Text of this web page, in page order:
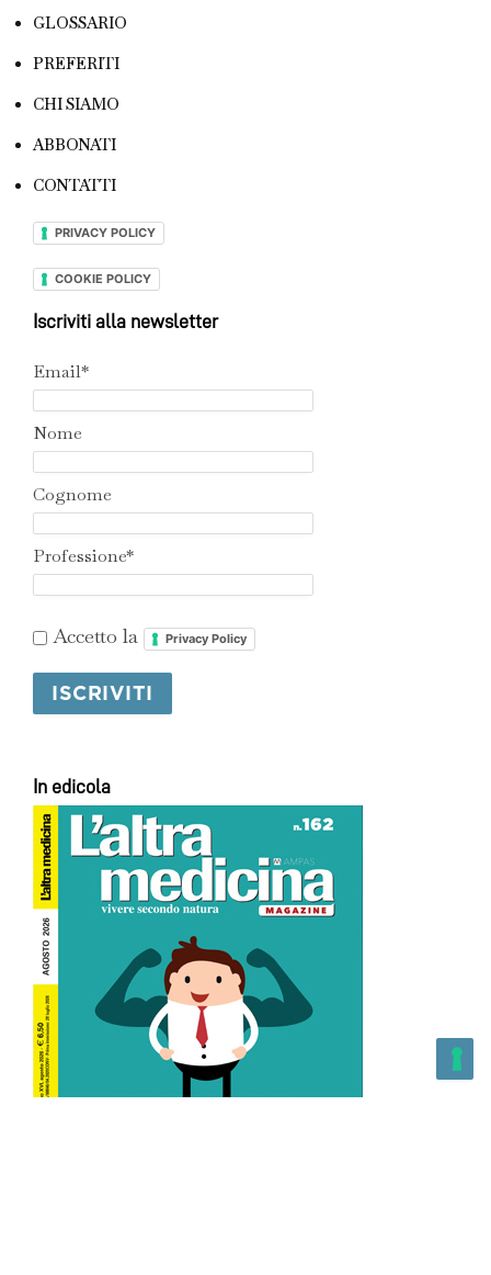
GLOSSARIO
PREFERITI
CHI SIAMO
ABBONATI
CONTATTI
PRIVACY POLICY
COOKIE POLICY
Iscriviti alla newsletter
Email*
Nome
Cognome
Professione*
Accetto la Privacy Policy
In edicola